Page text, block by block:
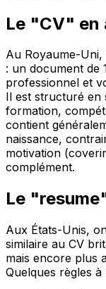
Le "CV" en
Au Royaume-
: un document de
professionnel et
Il est structuré en
formation,
contient
naissance,
motivation
complément.
Le
Aux États-Unis,
similaire au CV
mais encore plus
Quelques règles à